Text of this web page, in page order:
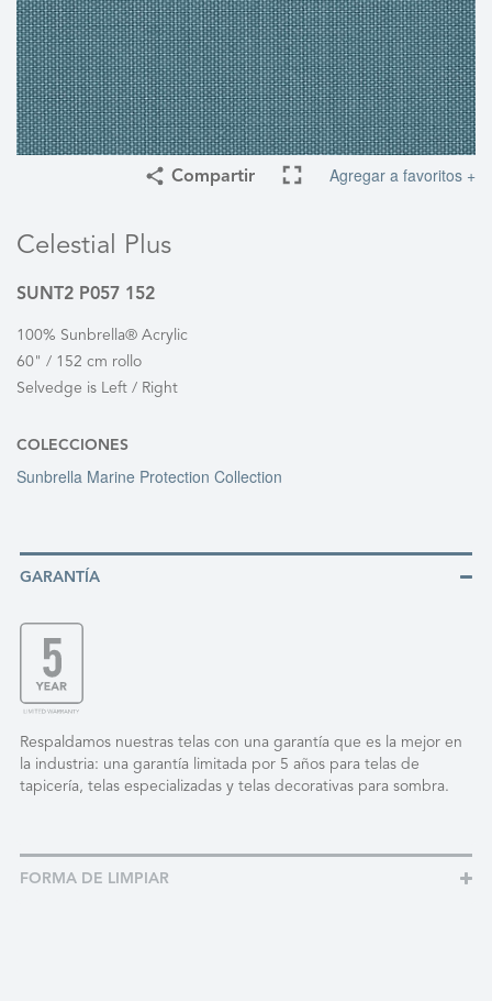
Compartir Agregar a favoritos +
Celestial Plus
SUNT2 P057 152
100% Sunbrella® Acrylic
60" / 152 cm rollo
Selvedge is Left / Right
COLECCIONES
Sunbrella Marine Protection Collection
GARANTÍA
Respaldamos nuestras telas con una garantía que es la mejor en
la industria: una garantía limitada por 5 años para telas de
tapicería, telas especializadas y telas decorativas para sombra.
FORMA DE LIMPIAR